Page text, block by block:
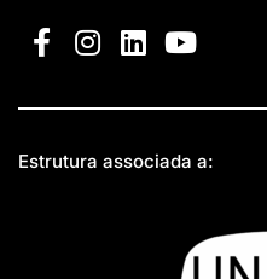
Estrutura associada a: